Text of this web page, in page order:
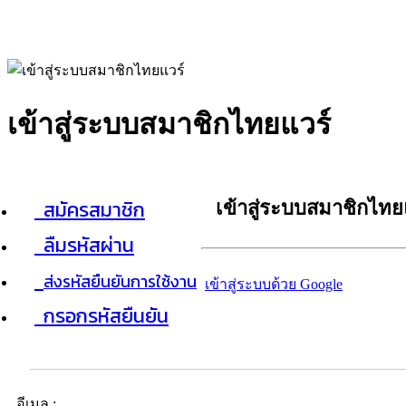
เข้าสู่ระบบสมาชิกไทยแวร์
สมัครสมาชิก
ลืมรหัสผ่าน
ส่งรหัสยืนยันการใช้งาน
กรอกรหัสยืนยัน
เข้าสู่ระบบสมาชิกไท
เข้าสู่ระบบด้วย Google